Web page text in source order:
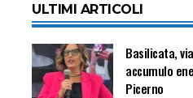
ULTIMI ARTICOLI
Basilicata,
accumulo
Picerno